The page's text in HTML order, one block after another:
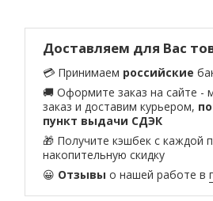
Доставляем для Вас
💳 Принимаем российские
🚚 Оформите заказ на сайте -
заказ и доставим курьером,
пункт выдачи СДЭК
🎁 Получите кэшбек с каждой
накопительную скидку
😀 Отзывы о нашей работе в